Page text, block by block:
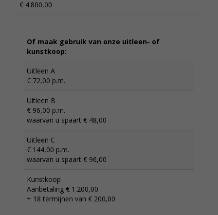
€ 4.800,00
Of maak gebruik van onze uitleen- of
kunstkoop:
Uitleen A
€ 72,00 p.m.
Uitleen B
€ 96,00 p.m.
waarvan u spaart € 48,00
Uitleen C
€ 144,00 p.m.
waarvan u spaart € 96,00
Kunstkoop
Aanbetaling € 1.200,00
+ 18 termijnen van € 200,00